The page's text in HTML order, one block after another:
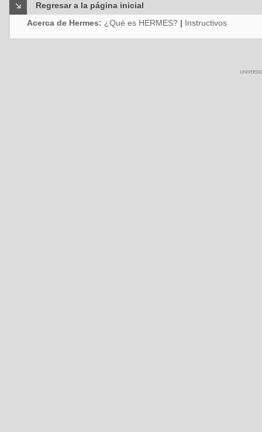
Regresar a la página inicial
Acerca de Hermes: ¿Qué es HERMES? | Instructivos